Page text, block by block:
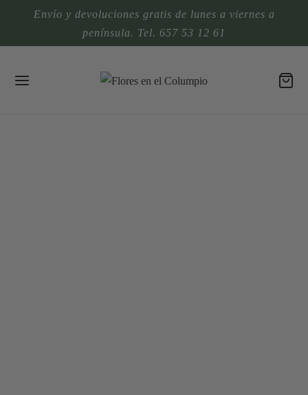
Envío y devoluciones gratis de lunes a viernes a
península. Tel. 657 53 12 61